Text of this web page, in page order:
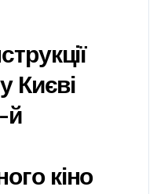
Києві
й
кіно